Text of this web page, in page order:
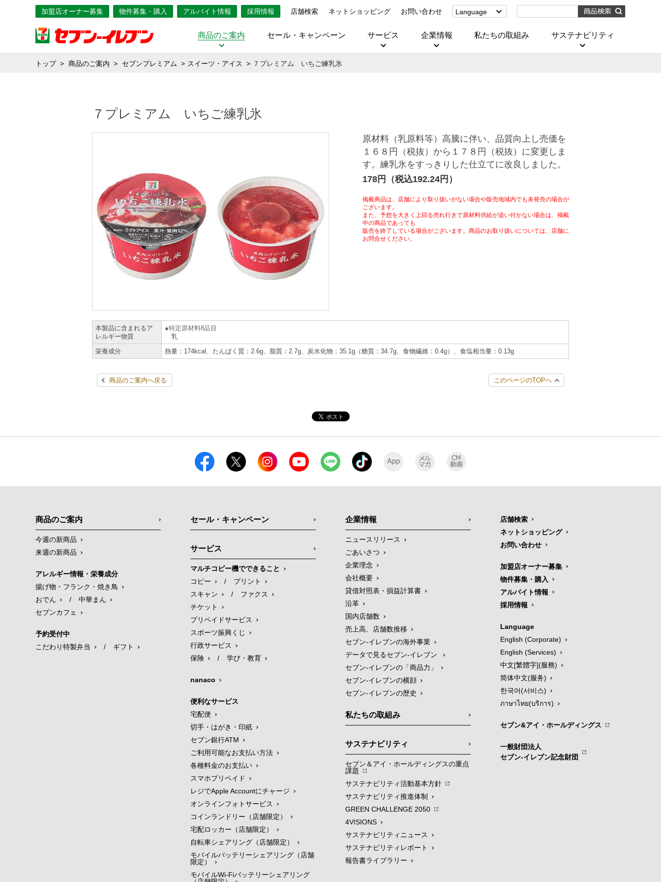
加盟店オーナー募集 物件募集・購入 アルバイト情報 採用情報 店舗検索 ネットショッピング お問い合わせ
Language
(Corporate)
商品のご案内 セール・キャンペーン サービス 企業情報 私たちの取組み サステナビリティ
トップ 商品のご案内 セブンプレミアム スイーツ・アイス ７プレミアム いちご練乳氷
７プレミアム いちご練乳氷
原材料（乳原料等）高騰に伴い、品質向上し売価を
１６８円（税抜）から１７８円（税抜）に変更しま
す。練乳氷をすっきりした仕立てに改良しました。
178円（税込192.24円）
掲載商品は、店舗により取り扱いがない場合や販売地域内でも未発売の場合が
ございます。
また、予想を大きく上回る売れ行きで原材料供給が追い付かない場合は、掲載
中の商品であっても
販売を終了している場合がございます。商品のお取り扱いについては、店舗に
お問合せください。
本製品に含まれるア
レルギー物質
特定原材料8品目
乳
栄養成分
熱量：174kcal、たんぱく質：2.6g、脂質：2.7g、炭水化物：35.1g（糖質：34.7g、食物繊維：0.4g）、食塩相当量：0.13g
商品のご案内へ戻る このページのTOPへ
商品のご案内
今週の新商品
来週の新商品
アレルギー情報・栄養成分
揚げ物・フランク・焼き鳥
おでん
/
中華まん
セブンカフェ
予約受付中
こだわり特製弁当
/ ギフト
セール・キャンペーン
サービス
マルチコピー機でできること
コピー
/
プリント
スキャン
/
ファクス
チケット
プリペイドサービス
スポーツ振興くじ
行政サービス
保険
/ 学び・教育
nanaco
便利なサービス
宅配便
切手・はがき・印紙
セブン銀行ATM
ご利用可能なお支払い方法
各種料金のお支払い
スマホプリペイド
レジでApple Accountにチャージ
オンラインフォトサービス
コインランドリー（店舗限定）
宅配ロッカー（店舗限定）
自転車シェアリング（店舗限定）
モバイルバッテリーシェアリング（店舗
限定）
モバイルWi-Fiバッテリーシェアリング
企業情報
ニュースリリース
ごあいさつ
企業理念
会社概要
貸借対照表・損益計算書
沿革
国内店舗数
売上高、店舗数推移
セブン‐イレブンの海外事業
データで見るセブン‐イレブン
セブン‐イレブンの「商品力」
セブン-イレブンの横顔
セブン-イレブンの歴史
私たちの取組み
サステナビリティ
セブン＆アイ・ホールディングスの重点
課題
サステナビリティ活動基本方針
サステナビリティ推進体制
GREEN CHALLENGE 2050
4VISIONS
サステナビリティニュース
サステナビリティレポート
報告書ライブラリー
店舗検索
ネットショッピング
お問い合わせ
加盟店オーナー募集
物件募集・購入
アルバイト情報
採用情報
Language
English (Corporate)
English (Services)
中文[繁體字](服務)
简体中文(服务)
한국어(서비스)
ภาษาไทย(บริการ)
セブン&アイ・ホールディングス
一般財団法人
セブン-イレブン記念財団